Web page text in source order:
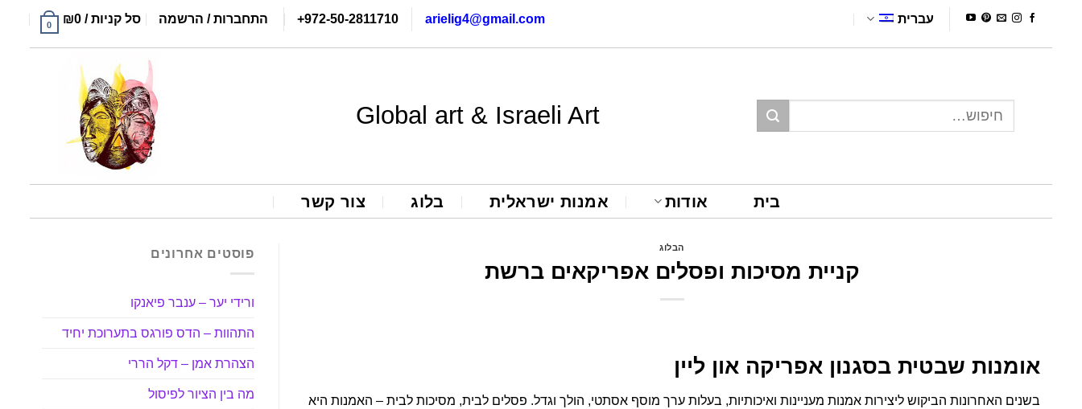
content
עברית arielig4@gmail.com
+972-50-2811710 התחברות / הרשמה סל קניות / ₪0
0
Global art & Israeli Art
עבור:
בית אודות אמנות ישראלית בלוג צור קשר
הבלוג
קניית מסיכות ופסלים אפריקאים ברשת
אומנות שבטית בסגנון אפריקה און ליין
בשנים האחרונות הביקוש ליצירות אמנות מעניינות ואיכותיות, בעלות ערך מוסף אסתטי, הולך וגדל. פסלים לבית, מסיכות לבית – האמנות היא
פוסטים אחרונים
ורידי יער – ענבר פיאנקו
התהוות – הדס פורגס בתערוכת יחיד
הצהרת אמן – דקל הררי
מה בין הציור לפיסול